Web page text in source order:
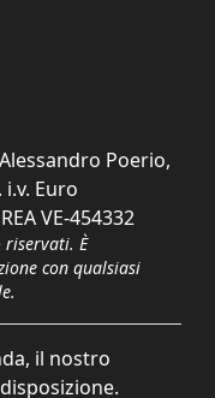
Poerio,
i.v. Euro
VE-454332
È
con qualsiasi
il nostro